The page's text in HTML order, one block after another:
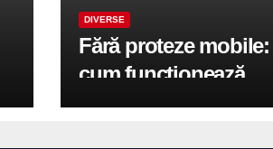
DIVERSE
Fără proteze mobile:
cum funcționează
reabilitarea completă